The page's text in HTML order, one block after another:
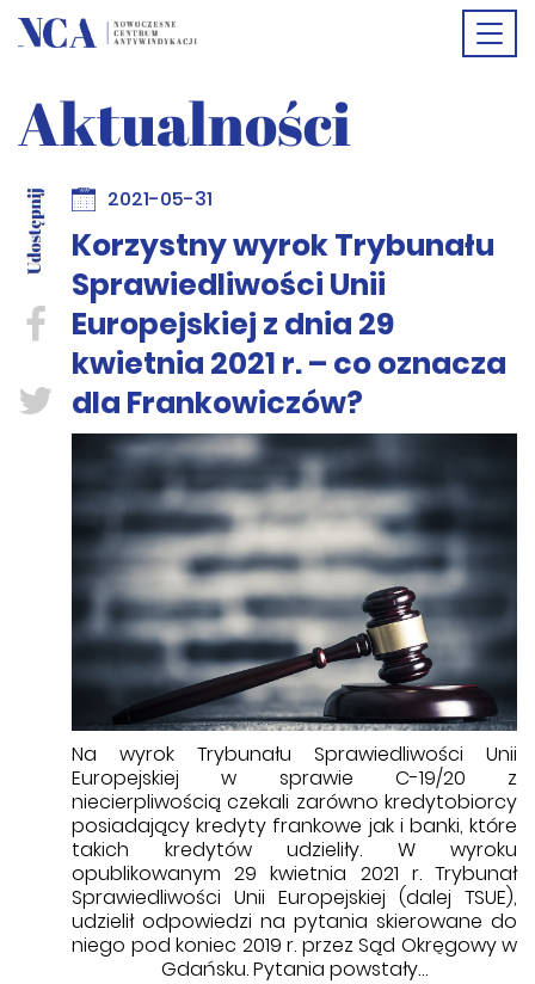
Aktualności
2021-05-31
Korzystny wyrok Trybunału
Sprawiedliwości Unii
Europejskiej z dnia 29
kwietnia 2021 r. – co oznacza
dla Frankowiczów?
Na wyrok Trybunału Sprawiedliwości Unii
Europejskiej w sprawie C-19/20 z
niecierpliwością czekali zarówno kredytobiorcy
posiadający kredyty frankowe jak i banki, które
takich kredytów udzieliły. W wyroku
opublikowanym 29 kwietnia 2021 r. Trybunał
Sprawiedliwości Unii Europejskiej (dalej TSUE),
udzielił odpowiedzi na pytania skierowane do
niego pod koniec 2019 r. przez Sąd Okręgowy w
Gdańsku. Pytania powstały…